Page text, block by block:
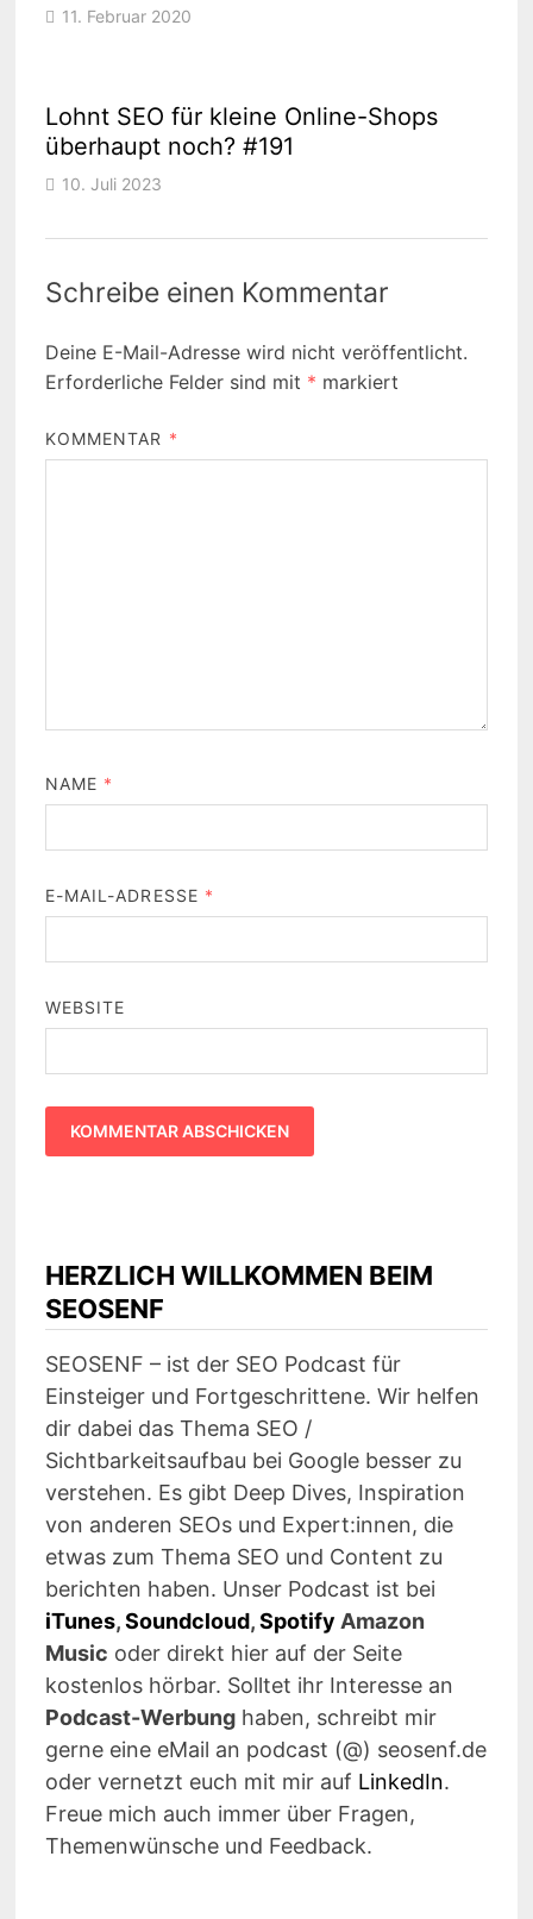
11. Februar 2020
Lohnt SEO für kleine Online-Shops
überhaupt noch? #191
10. Juli 2023
Schreibe einen Kommentar
Deine E-Mail-Adresse wird nicht veröffentlicht.
Erforderliche Felder sind mit * markiert
KOMMENTAR *
NAME *
E-MAIL-ADRESSE *
WEBSITE
HERZLICH WILLKOMMEN BEIM
SEOSENF
SEOSENF – ist der SEO Podcast für
Einsteiger und Fortgeschrittene. Wir helfen
dir dabei das Thema SEO /
Sichtbarkeitsaufbau bei Google besser zu
verstehen. Es gibt Deep Dives, Inspiration
von anderen SEOs und Expert:innen, die
etwas zum Thema SEO und Content zu
berichten haben. Unser Podcast ist bei
iTunes,Soundcloud,Spotify Amazon
Music oder direkt hier auf der Seite
kostenlos hörbar. Solltet ihr Interesse an
Podcast-Werbunghaben, schreibt mir
gerne eine eMail an podcast (@) seosenf.de
oder vernetzt euch mit mir auf LinkedIn.
Freue mich auch immer über Fragen,
Themenwünsche und Feedback.